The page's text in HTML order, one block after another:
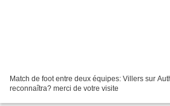
Match de foot entre deux équipes: Villers sur
reconnaîtra? merci de votre visite